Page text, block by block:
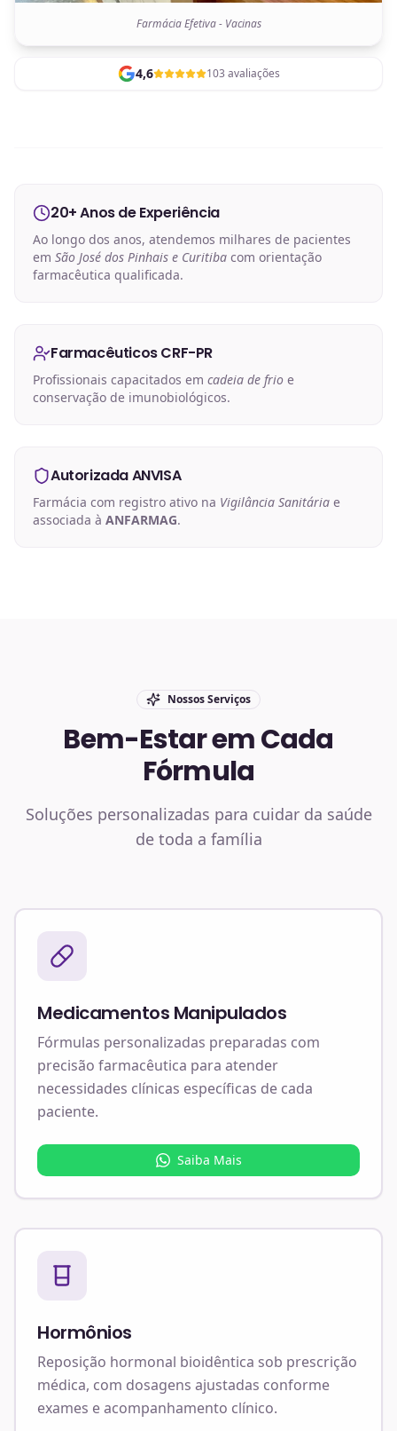
Farmácia Efetiva - Vacinas
4,6 103 avaliações
20+ Anos de Experiência
Ao longo dos anos, atendemos milhares de pacientes
em São José dos Pinhais e Curitiba com orientação
farmacêutica qualificada.
Farmacêuticos CRF-PR
Profissionais capacitados em cadeia de frio e
conservação de imunobiológicos.
Autorizada ANVISA
Farmácia com registro ativo na Vigilância Sanitária e
associada à ANFARMAG.
Nossos Serviços
Bem-Estar em Cada
Fórmula
Soluções personalizadas para cuidar da saúde
de toda a família
Medicamentos Manipulados
Fórmulas personalizadas preparadas com
precisão farmacêutica para atender
necessidades clínicas específicas de cada
paciente.
Saiba Mais
Hormônios
Reposição hormonal bioidêntica sob prescrição
médica, com dosagens ajustadas conforme
exames e acompanhamento clínico.